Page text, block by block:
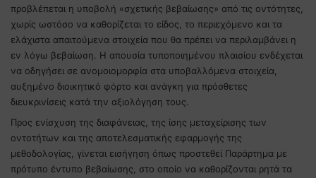
προβλέπεται η υποβολή «σχετικής βεβαίωσης» από τις οντότητες,
χωρίς ωστόσο να καθορίζεται το είδος, το περιεχόμενο και τα
ελάχιστα απαιτούμενα στοιχεία που θα πρέπει να περιλαμβάνει η
εν λόγω βεβαίωση. Η απουσία τυποποιημένου πλαισίου ενδέχεται
να οδηγήσει σε ανομοιομορφία στα υποβαλλόμενα στοιχεία,
αυξημένο διοικητικό φόρτο και ανάγκη για πρόσθετες
διευκρινίσεις κατά την αξιολόγηση τους.
Προς ενίσχυση της διαφάνειας, της ίσης μεταχείρισης των
οντοτήτων και της αποτελεσματικής εφαρμογής της
μεθοδολογίας, γίνεται εισήγηση όπως προστεθεί Παράρτημα με
πρότυπο έντυπο βεβαίωσης, στο οποίο να καθορίζονται ρητά τα